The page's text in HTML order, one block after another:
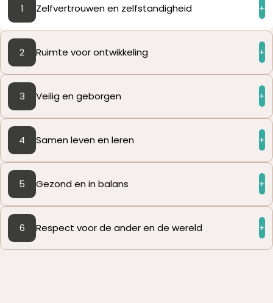
1 Zelfvertrouwen en zelfstandigheid
2 Ruimte voor ontwikkeling
3 Veilig en geborgen
4 Samen leven en leren
5 Gezond en in balans
6 Respect voor de ander en de wereld